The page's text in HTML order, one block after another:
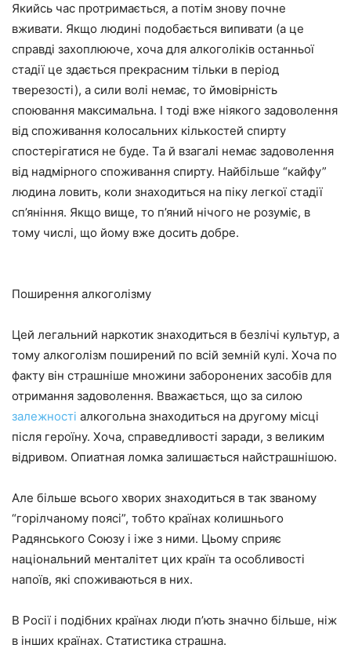
Якийсь час протримається, а потім знову почне
вживати. Якщо людині подобається випивати (а це
справді захоплююче, хоча для алкоголіків останньої
стадії це здається прекрасним тільки в період
тверезості), а сили волі немає, то ймовірність
споювання максимальна. І тоді вже ніякого задоволення
від споживання колосальних кількостей спирту
спостерігатися не буде. Та й взагалі немає задоволення
від надмірного споживання спирту. Найбільше “кайфу”
людина ловить, коли знаходиться на піку легкої стадії
сп’яніння. Якщо вище, то п’яний нічого не розуміє, в
тому числі, що йому вже досить добре.
Поширення алкоголізму
Цей легальний наркотик знаходиться в безлічі культур, а
тому алкоголізм поширений по всій земній кулі. Хоча по
факту він страшніше множини заборонених засобів для
отримання задоволення. Вважається, що за силою
залежності алкогольна знаходиться на другому місці
після героїну. Хоча, справедливості заради, з великим
відривом. Опиатная ломка залишається найстрашнішою.
Але більше всього хворих знаходиться в так званому
“горілчаному поясі”, тобто країнах колишнього
Радянського Союзу і іже з ними. Цьому сприяє
національний менталітет цих країн та особливості
напоїв, які споживаються в них.
В Росії і подібних країнах люди п’ють значно більше, ніж
в інших країнах. Статистика страшна.